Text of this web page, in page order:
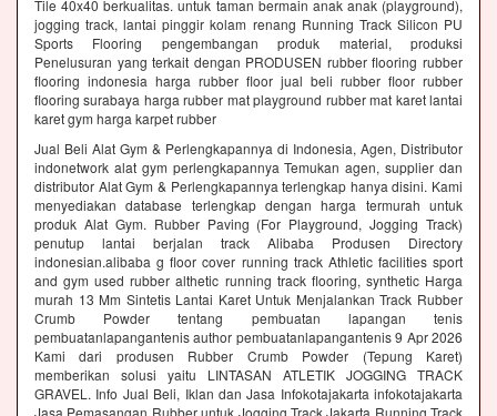
Tile 40x40 berkualitas. untuk taman bermain anak anak (playground),
jogging track, lantai pinggir kolam renang Running Track Silicon PU
Sports Flooring pengembangan produk material, produksi
Penelusuran yang terkait dengan PRODUSEN rubber flooring rubber
flooring indonesia harga rubber floor jual beli rubber floor rubber
flooring surabaya harga rubber mat playground rubber mat karet lantai
karet gym harga karpet rubber
Jual Beli Alat Gym & Perlengkapannya di Indonesia, Agen, Distributor
indonetwork alat gym perlengkapannya Temukan agen, supplier dan
distributor Alat Gym & Perlengkapannya terlengkap hanya disini. Kami
menyediakan database terlengkap dengan harga termurah untuk
produk Alat Gym. Rubber Paving (For Playground, Jogging Track)
penutup lantai berjalan track Alibaba Produsen Directory
indonesian.alibaba g floor cover running track Athletic facilities sport
and gym used rubber althetic running track flooring, synthetic Harga
murah 13 Mm Sintetis Lantai Karet Untuk Menjalankan Track Rubber
Crumb Powder tentang pembuatan lapangan tenis
pembuatanlapangantenis author pembuatanlapangantenis 9 Apr 2026
Kami dari produsen Rubber Crumb Powder (Tepung Karet)
memberikan solusi yaitu LINTASAN ATLETIK JOGGING TRACK
GRAVEL. Info Jual Beli, Iklan dan Jasa Infokotajakarta infokotajakarta